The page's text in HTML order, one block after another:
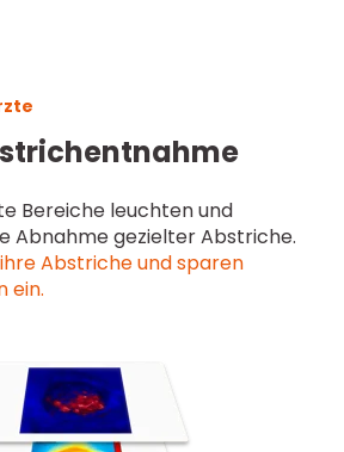
Bereiche leuchten und
Abnahme gezielter Abstriche.
Abstriche und sparen
ein.